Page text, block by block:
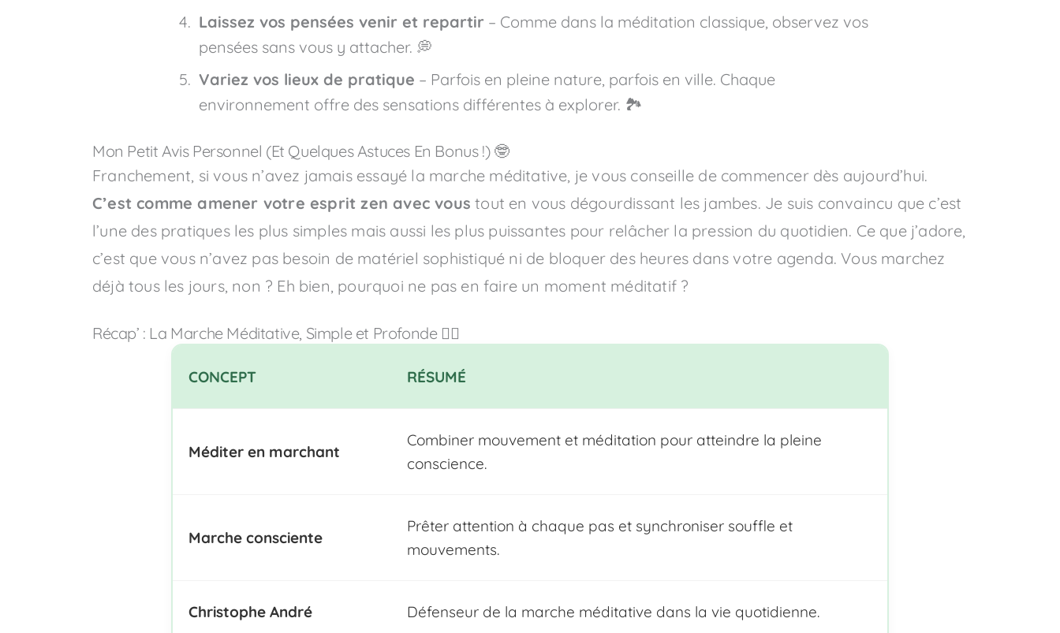
Laissez vos pensées venir et repartir – Comme dans la méditation classique, observez vos
pensées sans vous y attacher. 💭
Variez vos lieux de pratique – Parfois en pleine nature, parfois en ville. Chaque
environnement offre des sensations différentes à explorer. 🏞️
Mon Petit Avis Personnel (Et Quelques Astuces En Bonus !) 🤓
Franchement, si vous n’avez jamais essayé la marche méditative, je vous conseille de commencer dès aujourd’hui.
C’est comme amener votre esprit zen avec vous tout en vous dégourdissant les jambes. Je suis convaincu que c’est
l’une des pratiques les plus simples mais aussi les plus puissantes pour relâcher la pression du quotidien. Ce que j’adore,
c’est que vous n’avez pas besoin de matériel sophistiqué ni de bloquer des heures dans votre agenda. Vous marchez
déjà tous les jours, non ? Eh bien, pourquoi ne pas en faire un moment méditatif ?
Récap’ : La Marche Méditative, Simple et Profonde 🧘‍♂️
CONCEPT RÉSUMÉ
Méditer en marchant
Combiner mouvement et méditation pour atteindre la pleine
conscience.
Marche consciente
Prêter attention à chaque pas et synchroniser souffle et
mouvements.
Christophe André Défenseur de la marche méditative dans la vie quotidienne.